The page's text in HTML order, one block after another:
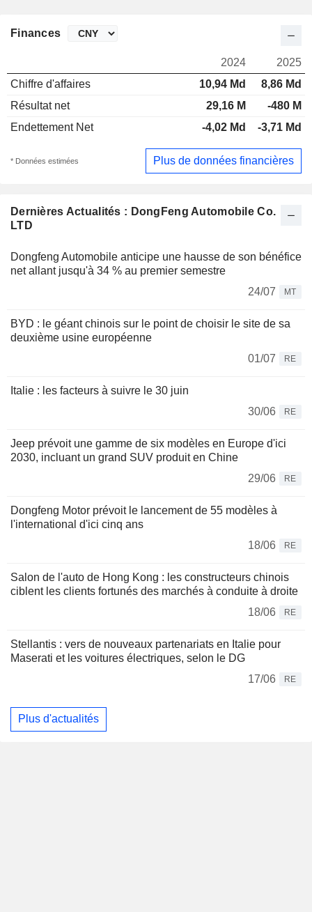
Dernières Actualités : DongFeng Automobile Co.
LTD
Dongfeng Automobile anticipe une hausse de son bénéfice
net allant jusqu'à 34 % au premier semestre
24/07
MT
BYD : le géant chinois sur le point de choisir le site de sa
deuxième usine européenne
01/07
RE
Italie : les facteurs à suivre le 30 juin
30/06
RE
Jeep prévoit une gamme de six modèles en Europe d'ici
2030, incluant un grand SUV produit en Chine
29/06
RE
Dongfeng Motor prévoit le lancement de 55 modèles à
l'international d'ici cinq ans
18/06
RE
Salon de l'auto de Hong Kong : les constructeurs chinois
ciblent les clients fortunés des marchés à conduite à droite
18/06
RE
Stellantis : vers de nouveaux partenariats en Italie pour
Maserati et les voitures électriques, selon le DG
17/06
RE
Plus d'actualités
Finances
2024
2025
Chiffre d'affaires
10,94 Md
8,86 Md
Résultat net
29,16 M
-480 M
Endettement Net
-4,02 Md -3,71 Md
* Données estimées Plus de données financières